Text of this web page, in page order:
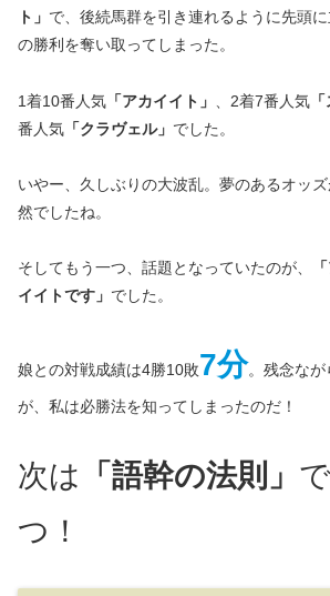
ト」 で、後続馬群を引き連れるように先頭
の勝利を奪い取ってしまった。
1着10番人気 「アカイイト」 、2着7番人気
番人気 「クラヴェル」 でした。
いやー、久しぶりの大波乱。夢のあるオッ
然でしたね。
そしてもう一つ、話題となっていたのが、
イイトです」 でした。
娘との対戦成績は4勝10敗7分。残念な
が、私は必勝法を知ってしまったのだ！
次は 「語幹の法則」
つ！